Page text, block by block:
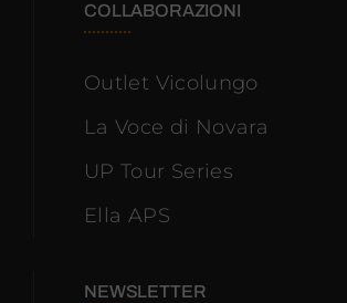
COLLABORAZIONI
Outlet Vicolungo
La Voce di Novara
UP Tour Series
Ella APS
NEWSLETTER